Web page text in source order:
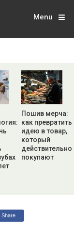
Menu
Пошив мерча:
как превратить
идею в товар,
который
действительно
покупают
Share